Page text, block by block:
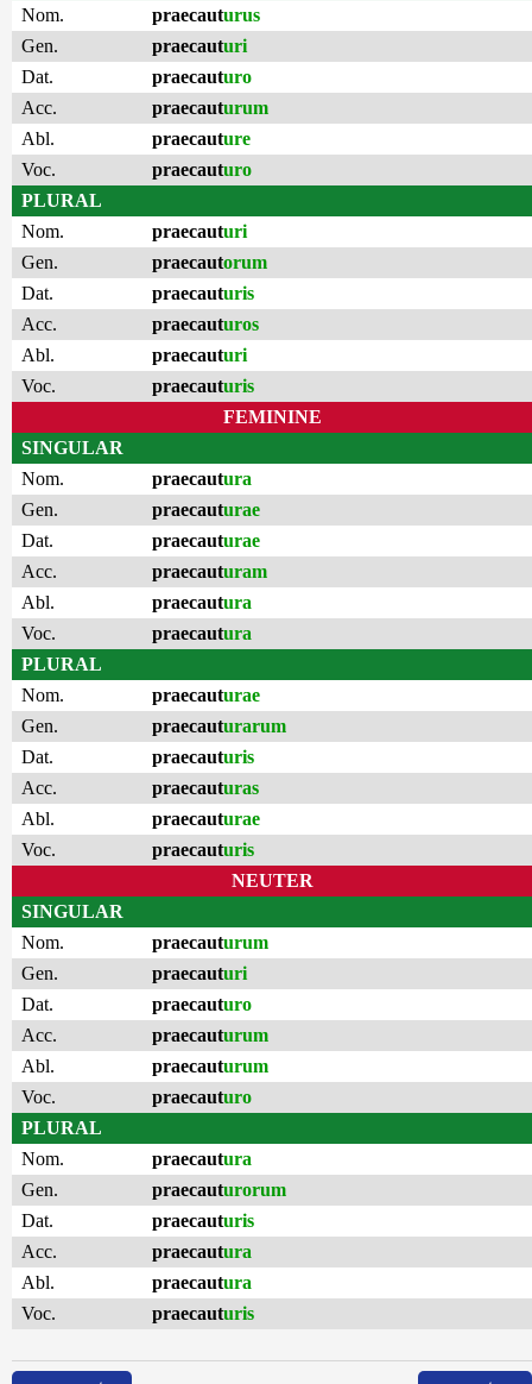
Nom.
praecauturus
Gen.
praecauturi
Dat.
praecauturo
Acc.
praecauturum
Abl.
praecauture
Voc.
praecauturo
PLURAL
Nom.
praecauturi
Gen.
praecautorum
Dat.
praecauturis
Acc.
praecauturos
Abl.
praecauturi
Voc.
praecauturis
FEMININE
SINGULAR
Nom.
praecautura
Gen.
praecauturae
Dat.
praecauturae
Acc.
praecauturam
Abl.
praecautura
Voc.
praecautura
PLURAL
Nom.
praecauturae
Gen.
praecauturarum
Dat.
praecauturis
Acc.
praecauturas
Abl.
praecauturae
Voc.
praecauturis
NEUTER
SINGULAR
Nom.
praecauturum
Gen.
praecauturi
Dat.
praecauturo
Acc.
praecauturum
Abl.
praecauturum
Voc.
praecauturo
PLURAL
Nom.
praecautura
Gen.
praecauturorum
Dat.
praecauturis
Acc.
praecautura
Abl.
praecautura
Voc.
praecauturis